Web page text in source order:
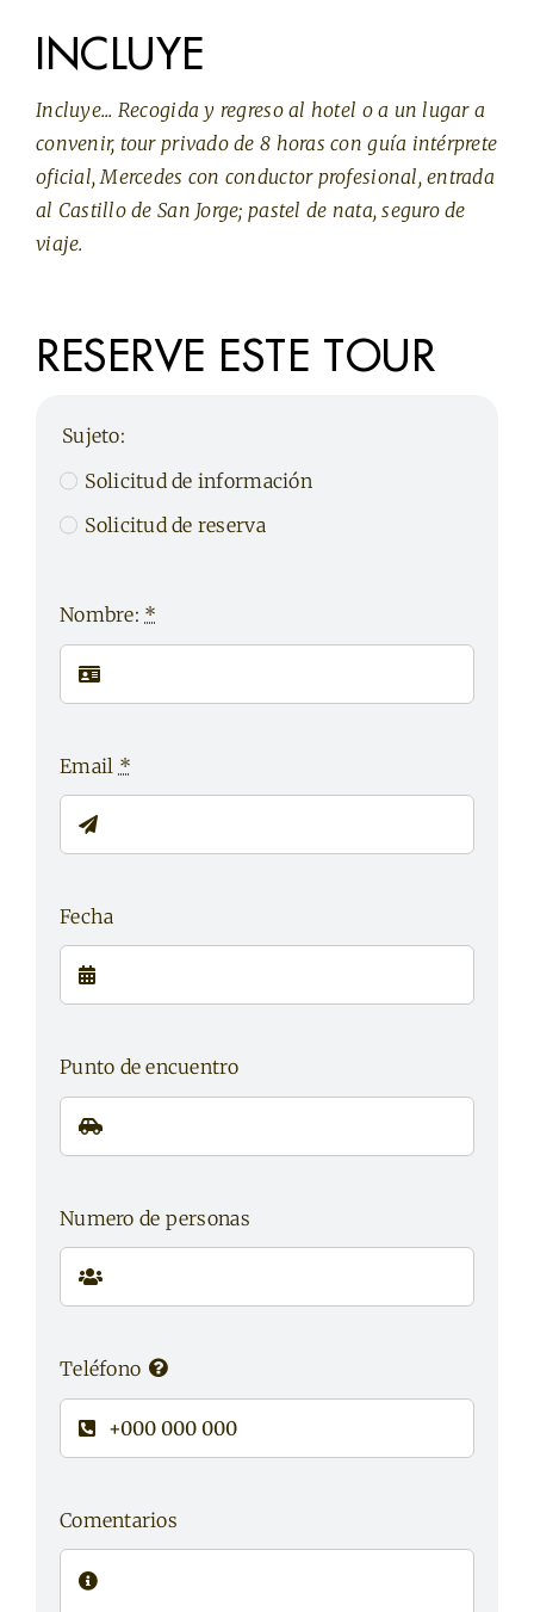
INCLUYE
Incluye... Recogida y regreso al hotel o a un lugar a
convenir, tour privado de 8 horas con guía intérprete
oficial, Mercedes con conductor profesional, entrada
al Castillo de San Jorge; pastel de nata, seguro de
viaje.
RESERVE ESTE TOUR
Sujeto:
Solicitud de información
Solicitud de reserva
Nombre: *
Email *
Fecha
Punto de encuentro
Numero de personas
Teléfono
Comentarios